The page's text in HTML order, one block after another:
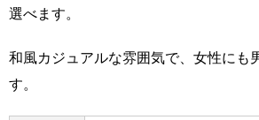
選べます。
和風カジュアルな雰囲気で、女性にも
す。